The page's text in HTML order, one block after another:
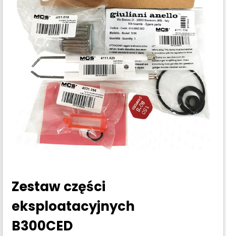
Zestaw części
eksploatacyjnych
B300CED